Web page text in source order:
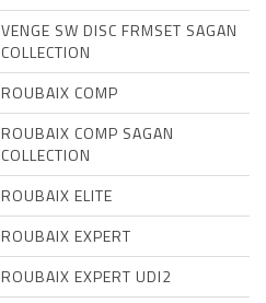
VENGE SW DISC FRMSET SAGAN
COLLECTION
ROUBAIX COMP
ROUBAIX COMP SAGAN
COLLECTION
ROUBAIX ELITE
ROUBAIX EXPERT
ROUBAIX EXPERT UDI2